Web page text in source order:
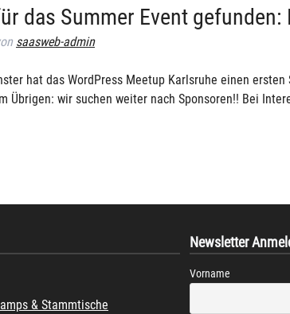
das Summer Event gefunden:
saasweb-admin
hat das WordPress Meetup Karlsruhe einen
Übrigen: wir suchen weiter nach Sponsoren!! Bei
& Stammtische
Newsletter
Vorname